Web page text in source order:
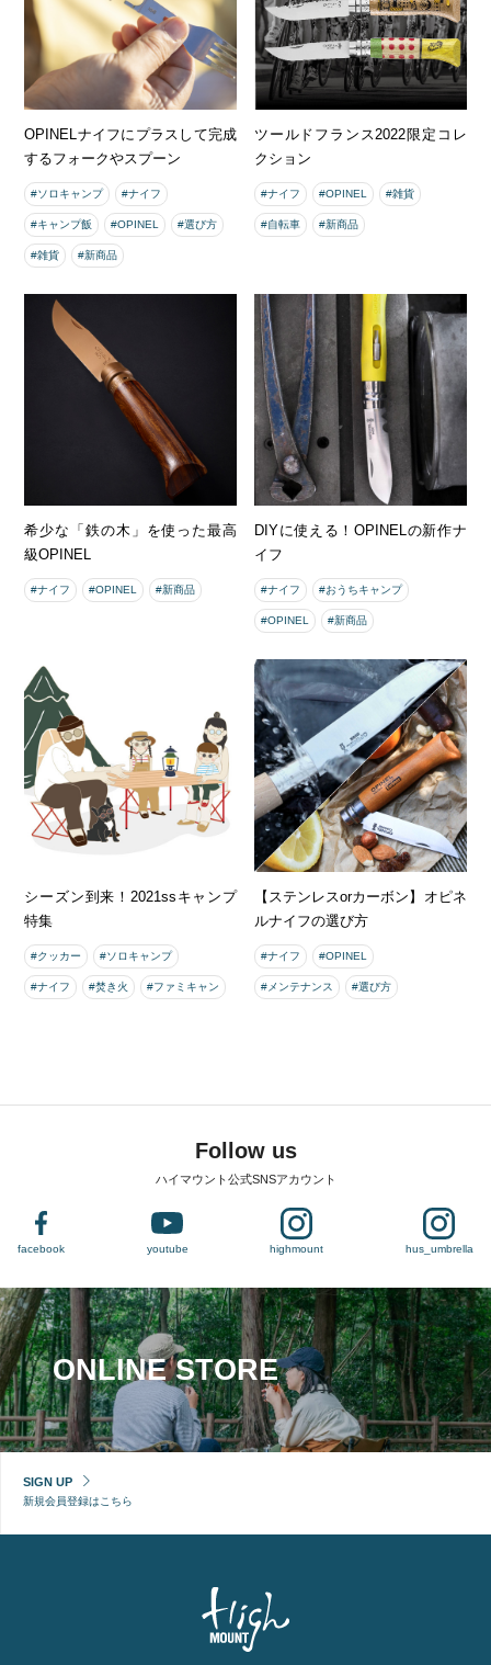
OPINELナイフにプラスして完成
するフォークやスプーン
#ソロキャンプ #ナイフ
#キャンプ飯 #OPINEL #選び方
#雑貨 #新商品
ツールドフランス2022限定コレ
クション
#ナイフ #OPINEL #雑貨
#自転車 #新商品
希少な「鉄の木」を使った最高
級OPINEL
#ナイフ #OPINEL #新商品
DIYに使える！OPINELの新作ナ
イフ
#ナイフ #おうちキャンプ
#OPINEL #新商品
シーズン到来！2021ssキャンプ
特集
#クッカー #ソロキャンプ
#ナイフ #焚き火 #ファミキャン
【ステンレスorカーボン】オピネ
ルナイフの選び方
#ナイフ #OPINEL
#メンテナンス #選び方
Follow us
ハイマウント公式SNSアカウント
facebook youtube highmount hus_umbrella
ONLINE STORE
SIGN UP
新規会員登録はこちら